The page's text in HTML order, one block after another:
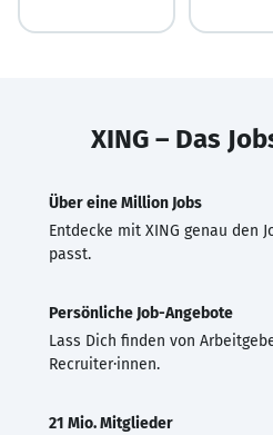
XING – Das
Über eine Million Jobs
Entdecke mit XING genau den
passt.
Persönliche Job-Angebote
Lass Dich finden von
Recruiter·innen.
21 Mio. Mitglieder